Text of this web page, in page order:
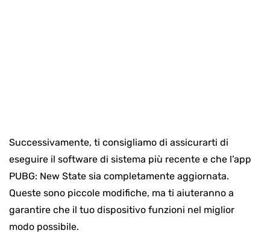
Successivamente, ti consigliamo di assicurarti di
eseguire il software di sistema più recente e che l’app
PUBG: New State sia completamente aggiornata.
Queste sono piccole modifiche, ma ti aiuteranno a
garantire che il tuo dispositivo funzioni nel miglior
modo possibile.